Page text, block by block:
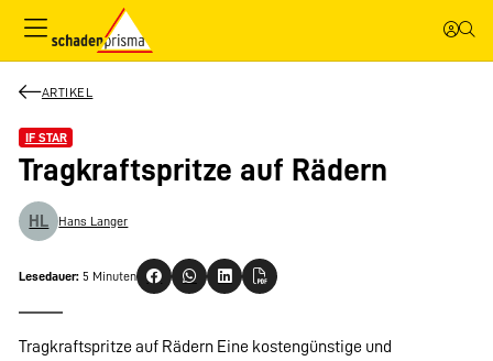
ARTIKEL
IF STAR
Tragkraftspritze auf Rädern
HL Hans Langer
Lesedauer: 5 Minuten
Tragkraftspritze auf Rädern Eine kostengünstige und